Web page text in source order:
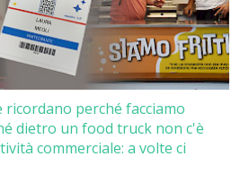
perché facciamo
dietro un food truck non c'è
commerciale: a volte ci